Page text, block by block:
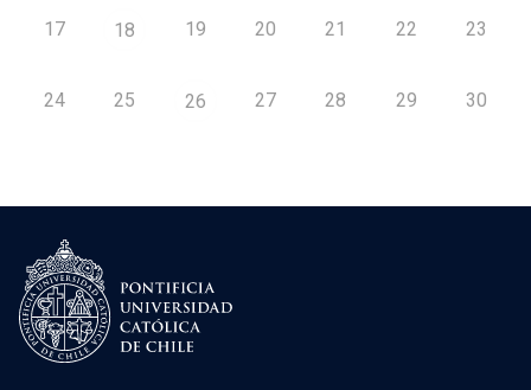
17 18 19 20 21 22 23
24 25 26 27 28 29 30